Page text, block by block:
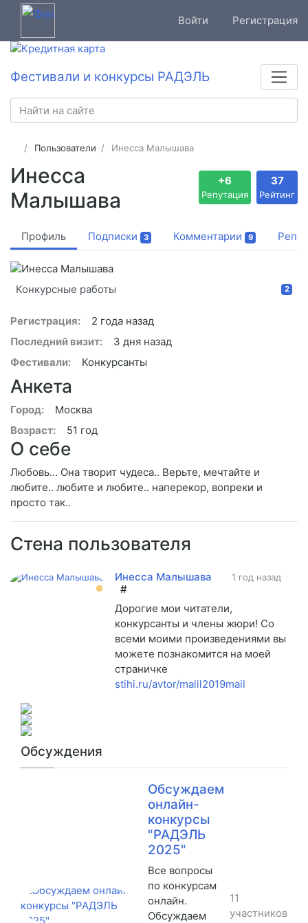
Войти Регистрация
Фестивали и конкурсы РАДЭЛЬ
Пользователи Инесса Малышава
Инесса
Малышава
+6
Репутация
37
Рейтинг
Профиль Подписки 3 Комментарии 9
Конкурсные работы 2
Регистрация:
2 года назад
Последний визит:
3 дня назад
Фестивали:
Конкурсанты
Анкета
Город:
Москва
Возраст:
51 год
О себе
Любовь... Она творит чудеса.. Верьте, мечтайте и
любите.. любите и любите.. наперекор, вопреки и
просто так..
Стена пользователя
Инесса Малышава 1 год назад
#
Дорогие мои читатели,
конкурсанты и члены жюри! Со
всеми моими произведениями вы
можете познакомится на моей
страничке
stihi.ru/avtor/malil2019mail
Обсуждения
Обсуждаем
онлайн-
конкурсы
"РАДЭЛЬ
2025"
Все вопросы
по конкурсам
онлайн.
Обсуждаем
11
участников